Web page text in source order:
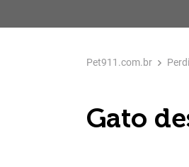
Pet911.com.br
Gato